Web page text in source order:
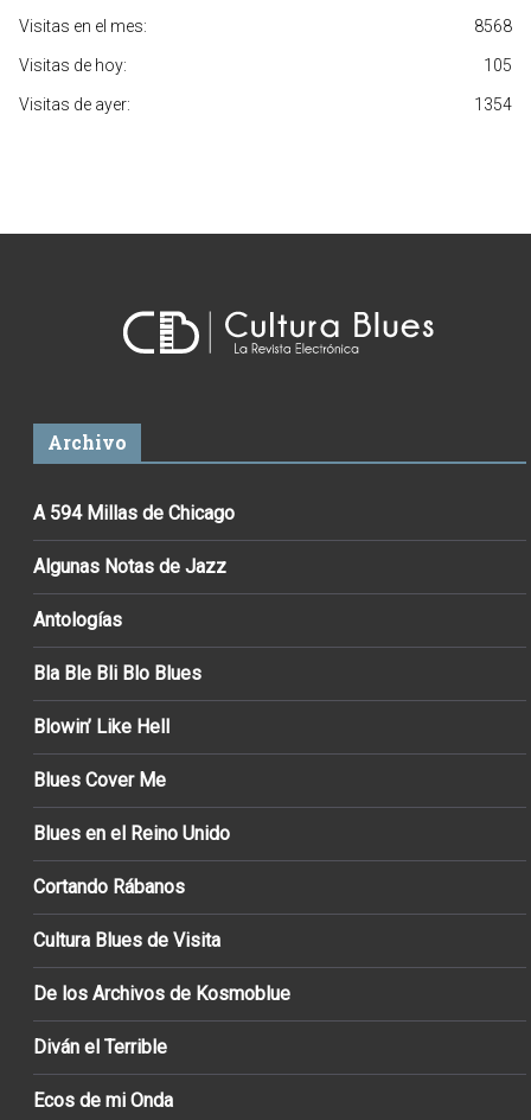
8568
Visitas en el mes:
105
Visitas de hoy:
1354
Visitas de ayer:
Archivo
A 594 Millas de Chicago
Algunas Notas de Jazz
Antologías
Bla Ble Bli Blo Blues
Blowin’ Like Hell
Blues Cover Me
Blues en el Reino Unido
Cortando Rábanos
Cultura Blues de Visita
De los Archivos de Kosmoblue
Diván el Terrible
Ecos de mi Onda